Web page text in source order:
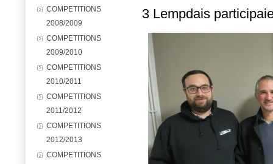
COMPETITIONS
2008/2009
COMPETITIONS
2009/2010
COMPETITIONS
2010/2011
COMPETITIONS
2011/2012
COMPETITIONS
2012/2013
COMPETITIONS
3 Lempdais